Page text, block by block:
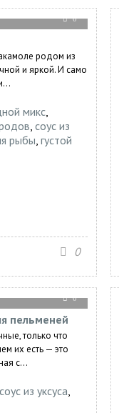
0
родом из
и яркой. И само
микс,
, соус из
рыбы, густой
0
0
пельменей
только что
их есть — это
с...
соус из уксуса,